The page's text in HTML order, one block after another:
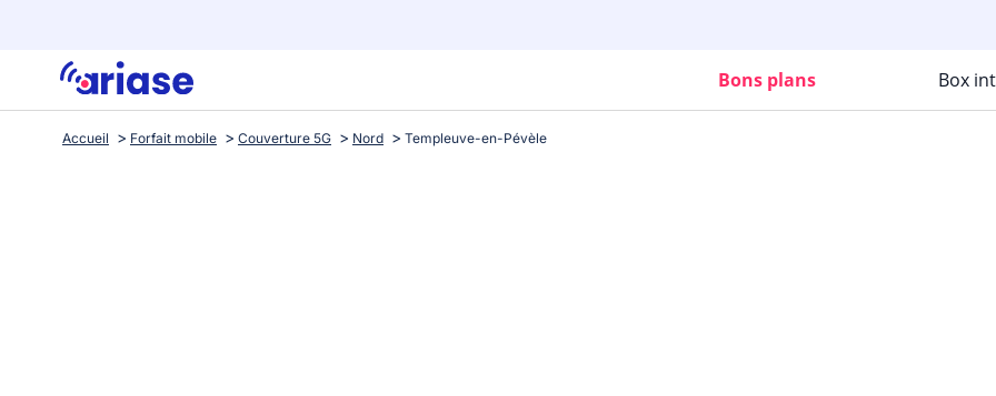
Bons plans Box
Accueil Forfait mobile Couverture 5G Nord Templeuve-en-Pévèle